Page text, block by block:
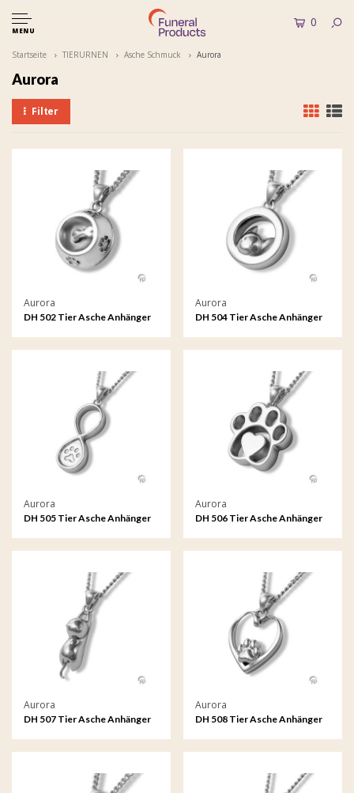
MENU
0
Startseite TIERURNEN Asche Schmuck Aurora
Aurora
Filter
Aurora
DH 502 Tier Asche Anhänger
Aurora
DH 504 Tier Asche Anhänger
Aurora
DH 505 Tier Asche Anhänger
Aurora
DH 506 Tier Asche Anhänger
Aurora
DH 507 Tier Asche Anhänger
Aurora
DH 508 Tier Asche Anhänger